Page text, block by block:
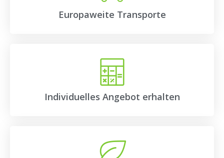
Europaweite Transporte
Individuelles Angebot erhalten